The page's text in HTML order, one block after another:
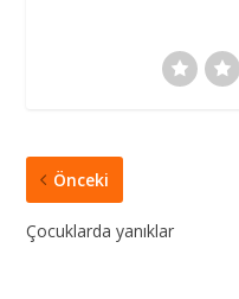
Önceki
Çocuklarda yanıklar